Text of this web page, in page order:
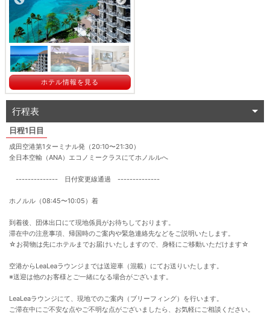
ホテル情報を見る
行程表
1日目
成田空港第1ターミナル発（20:10〜21:30）
全日本空輸（ANA）エコノミークラスにてホノルルへ
-------------- 日付変更線通過 --------------
ホノルル（08:45〜10:05）着
到着後、団体出口にて現地係員がお待ちしております。
滞在中の注意事項、帰国時のご案内や緊急連絡先などをご説明いたします。
☆お荷物は先にホテルまでお届けいたしますので、身軽にご移動いただけます☆
空港からLeaLeaラウンジまでは送迎車（混載）にてお送りいたします。
※送迎は他のお客様とご一緒になる場合がございます。
LeaLeaラウンジにて、現地でのご案内（ブリーフィング）を行います。
ご滞在中にご不安な点やご不明な点がございましたら、お気軽にご相談ください。